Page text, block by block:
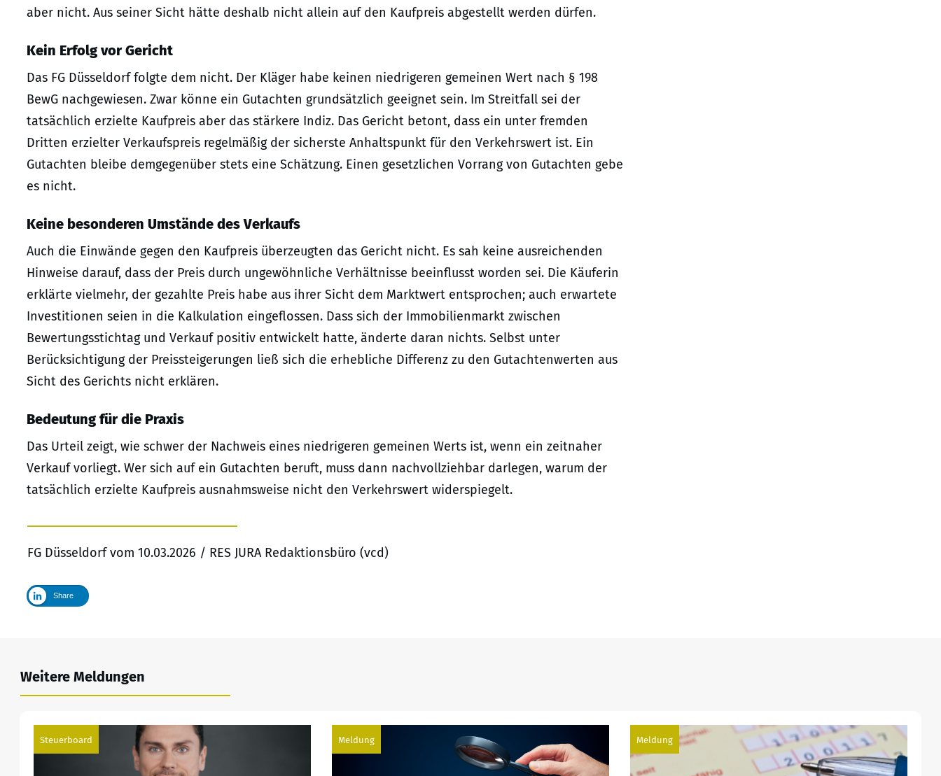
aber nicht. Aus seiner Sicht hätte deshalb nicht allein auf den Kaufpreis abgestellt werden dürfen.
Kein Erfolg vor Gericht
Das FG Düsseldorf folgte dem nicht. Der Kläger habe keinen niedrigeren gemeinen Wert nach § 198
BewG nachgewiesen. Zwar könne ein Gutachten grundsätzlich geeignet sein. Im Streitfall sei der
tatsächlich erzielte Kaufpreis aber das stärkere Indiz. Das Gericht betont, dass ein unter fremden
Dritten erzielter Verkaufspreis regelmäßig der sicherste Anhaltspunkt für den Verkehrswert ist. Ein
Gutachten bleibe demgegenüber stets eine Schätzung. Einen gesetzlichen Vorrang von Gutachten gebe
es nicht.
Keine besonderen Umstände des Verkaufs
Auch die Einwände gegen den Kaufpreis überzeugten das Gericht nicht. Es sah keine ausreichenden
Hinweise darauf, dass der Preis durch ungewöhnliche Verhältnisse beeinflusst worden sei. Die Käuferin
erklärte vielmehr, der gezahlte Preis habe aus ihrer Sicht dem Marktwert entsprochen; auch erwartete
Investitionen seien in die Kalkulation eingeflossen. Dass sich der Immobilienmarkt zwischen
Bewertungsstichtag und Verkauf positiv entwickelt hatte, änderte daran nichts. Selbst unter
Berücksichtigung der Preissteigerungen ließ sich die erhebliche Differenz zu den Gutachtenwerten aus
Sicht des Gerichts nicht erklären.
Bedeutung für die Praxis
Das Urteil zeigt, wie schwer der Nachweis eines niedrigeren gemeinen Werts ist, wenn ein zeitnaher
Verkauf vorliegt. Wer sich auf ein Gutachten beruft, muss dann nachvollziehbar darlegen, warum der
tatsächlich erzielte Kaufpreis ausnahmsweise nicht den Verkehrswert widerspiegelt.
FG Düsseldorf vom 10.03.2026 / RES JURA Redaktionsbüro (vcd)
Share
Weitere Meldungen
Steuerboard Meldung Meldung